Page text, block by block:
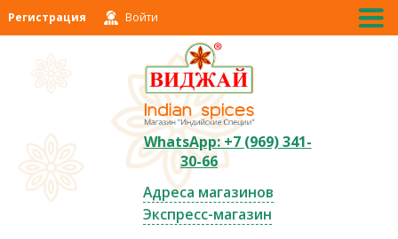
Регистрация Войти
WhatsApp: +7 (969) 341-
30-66
Адреса магазинов
Экспресс-магазин